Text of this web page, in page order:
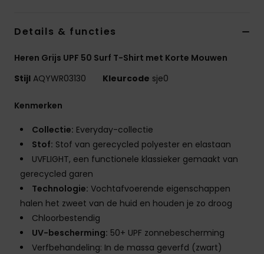
Details & functies
Heren Grijs UPF 50 Surf T-Shirt met Korte Mouwen
Stijl AQYWR03130 Kleurcode sje0
Kenmerken
Collectie: Everyday-collectie
Stof: Stof van gerecycled polyester en elastaan
UVFLIGHT, een functionele klassieker gemaakt van
gerecycled garen
Technologie: Vochtafvoerende eigenschappen
halen het zweet van de huid en houden je zo droog
Chloorbestendig
UV-bescherming: 50+ UPF zonnebescherming
Verfbehandeling: In de massa geverfd (zwart)